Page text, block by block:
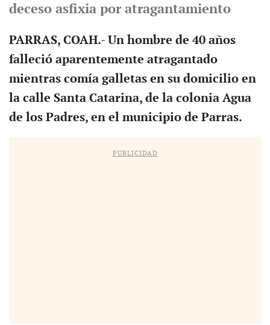
deceso asfixia por atragantamiento
PARRAS, COAH.- Un hombre de 40 años
falleció aparentemente atragantado
mientras comía galletas en su domicilio en
la calle Santa Catarina, de la colonia Agua
de los Padres, en el municipio de Parras.
PUBLICIDAD